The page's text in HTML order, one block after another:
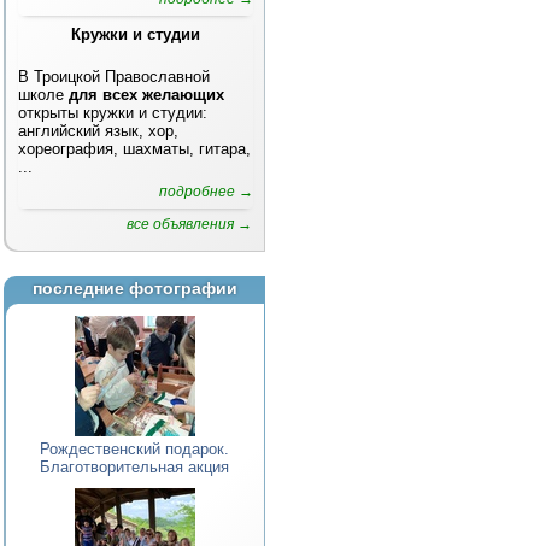
Кружки и студии
В Троицкой Православной
школе для всех желающих
открыты кружки и студии:
английский язык, хор,
хореография, шахматы, гитара,
...
подробнее →
все объявления →
последние фотографии
Рождественский подарок.
Благотворительная акция